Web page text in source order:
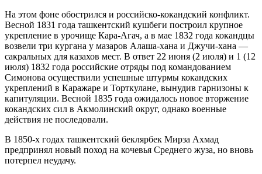
На этом фоне обострился и российско-кокандский конфликт.
Весной 1831 года ташкентский кушбеги построил крупное
укрепление в урочище Кара-Агач, а в мае 1832 года кокандцы
возвели три кургана у мазаров Алаша-хана и Джучи-хана —
сакральных для казахов мест. В ответ 22 июня (2 июля) и 1 (12
июля) 1832 года российские отряды под командованием
Симонова осуществили успешные штурмы кокандских
укреплений в Каражаре и Торткулане, вынудив гарнизоны к
капитуляции. Весной 1835 года ожидалось новое вторжение
кокандских сил в Акмолинский округ, однако военные
действия не последовали.
В 1850-х годах ташкентский беклярбек Мирза Ахмад
предпринял новый поход на кочевья Среднего жуза, но вновь
потерпел неудачу.